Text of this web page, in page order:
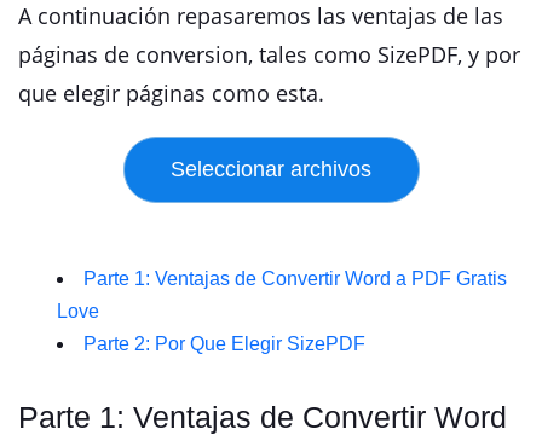
A continuación repasaremos las ventajas de las
páginas de conversion, tales como SizePDF, y por
que elegir páginas como esta.
Parte 1: Ventajas de Convertir Word a PDF Gratis
Love
Parte 2: Por Que Elegir SizePDF
Parte 1: Ventajas de Convertir Word